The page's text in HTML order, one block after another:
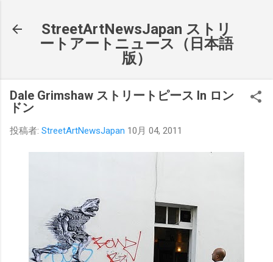
StreetArtNewsJapan ストリ
ートアートニュース（日本語
版）
Dale Grimshaw ストリートピース In ロン
ドン
投稿者: StreetArtNewsJapan 10月 04, 2011